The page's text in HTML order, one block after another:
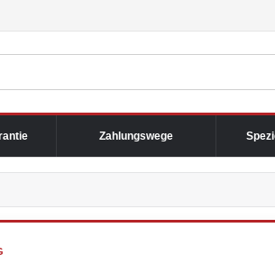
Zahlungswege